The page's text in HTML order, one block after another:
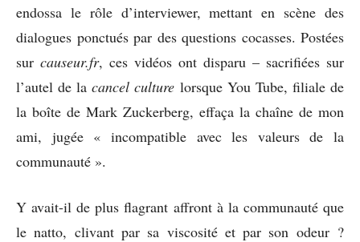
endossa le rôle d’interviewer, mettant en scène des
dialogues ponctués par des questions cocasses. Postées
sur causeur.fr, ces vidéos ont disparu – sacrifiées sur
l’autel de lacancel culture lorsque You Tube, filiale de
la boîte de Mark Zuckerberg, effaça la chaîne de mon
ami, jugée « incompatible avec les valeurs de la
communauté ».
Y avait-il de plus flagrant affront à la communauté que
le natto, clivant par sa viscosité et par son odeur ?